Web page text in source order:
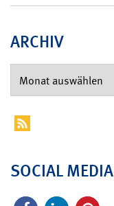
ARCHIV
SOCIAL MEDIA